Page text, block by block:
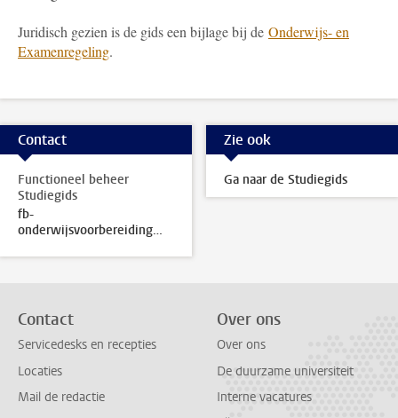
Juridisch gezien is de gids een bijlage bij de Onderwijs- en
Examenregeling.
Contact
Functioneel beheer
Studiegids
fb-
onderwijsvoorbereiding@sea.leidenuniv.nl
Zie ook
Ga naar de Studiegids
Contact
Servicedesks en recepties
Locaties
Mail de redactie
Over ons
Over ons
De duurzame universiteit
Interne vacatures